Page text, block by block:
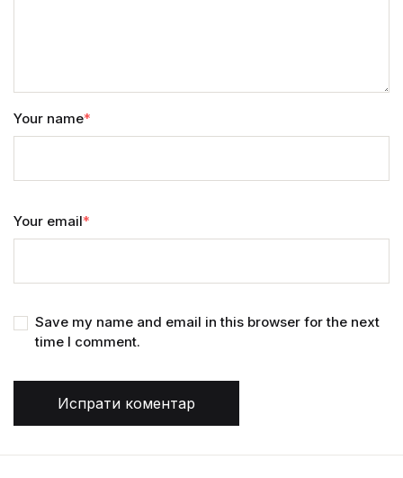
Your name*
Your email*
Save my name and email in this browser for the next
time I comment.
Испрати коментар